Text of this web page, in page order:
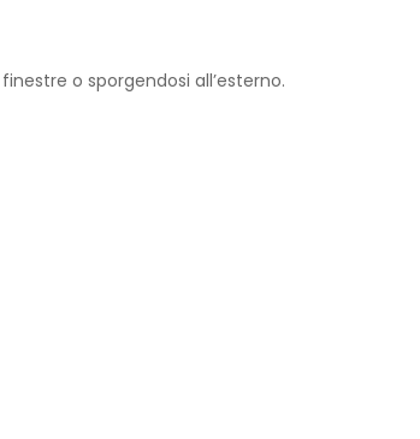
o sporgendosi all’esterno.